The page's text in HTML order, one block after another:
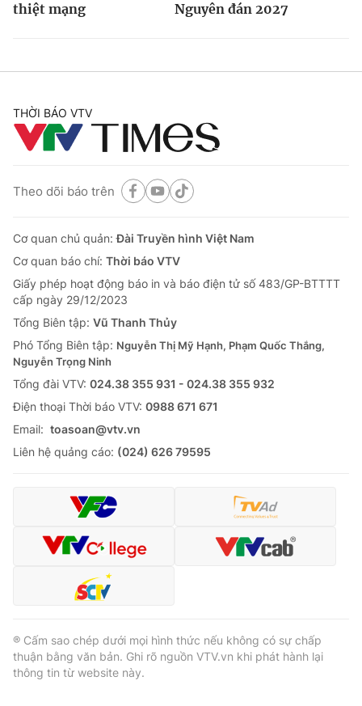
thiệt mạng
Nguyên đán 2027
THỜI BÁO VTV
Theo dõi báo trên
Cơ quan chủ quản:Đài Truyền hình Việt Nam
Cơ quan báo chí: Thời báo VTV
Giấy phép hoạt động báo in và báo điện tử số 483/GP-BTTTT
cấp ngày 29/12/2023
Tổng Biên tập: Vũ Thanh Thủy
Phó Tổng Biên tập: Nguyễn Thị Mỹ Hạnh, Phạm Quốc Thắng,
Nguyễn Trọng Ninh
Tổng đài VTV: 024.38 355 931 - 024.38 355 932
Ðiện thoại Thời báo VTV: 0988 671 671
Email: toasoan@vtv.vn
Liên hệ quảng cáo: (024) 626 79595
® Cấm sao chép dưới mọi hình thức nếu không có sự chấp
thuận bằng văn bản. Ghi rõ nguồn VTV.vn khi phát hành lại
thông tin từ website này.